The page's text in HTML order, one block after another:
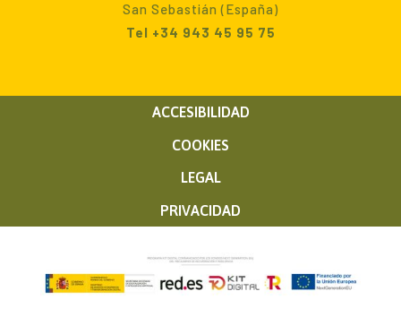
San Sebastián (España)
Tel +34 943 45 95 75
ACCESIBILIDAD
COOKIES
LEGAL
PRIVACIDAD